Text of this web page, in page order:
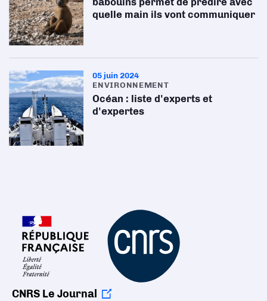
quelle main ils vont communiquer
05 juin 2024
ENVIRONNEMENT
Océan : liste d'experts et
d'expertes
CNRS Le Journal